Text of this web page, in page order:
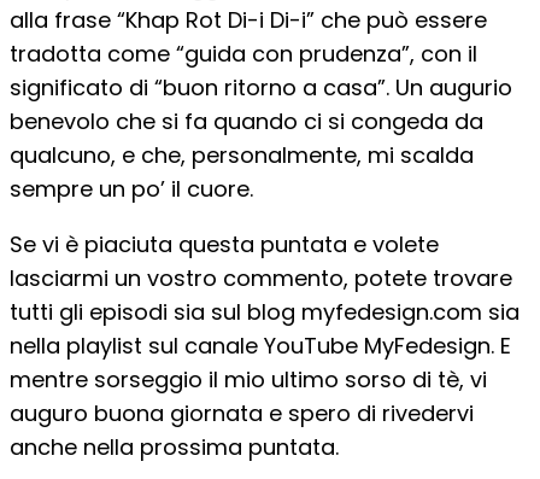
alla frase “Khap Rot Di-i Di-i” che può essere
tradotta come “guida con prudenza”, con il
significato di “buon ritorno a casa”. Un augurio
benevolo che si fa quando ci si congeda da
qualcuno, e che, personalmente, mi scalda
sempre un po’ il cuore.
Se vi è piaciuta questa puntata e volete
lasciarmi un vostro commento, potete trovare
tutti gli episodi sia sul blog myfedesign.com sia
nella playlist sul canale YouTube MyFedesign. E
mentre sorseggio il mio ultimo sorso di tè, vi
auguro buona giornata e spero di rivedervi
anche nella prossima puntata.